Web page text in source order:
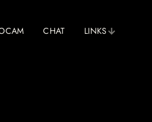
CHAT LINKS